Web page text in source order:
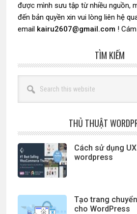
được mình sưu tập từ nhiều nguồn,
đến bản quyền xin vui lòng liên hệ
email kairu2607@gmail.com !
TÌM KIẾM
this
website
THỦ THUẬT
Cách sử dụng
wordpress
Tạo trang
cho WordPress